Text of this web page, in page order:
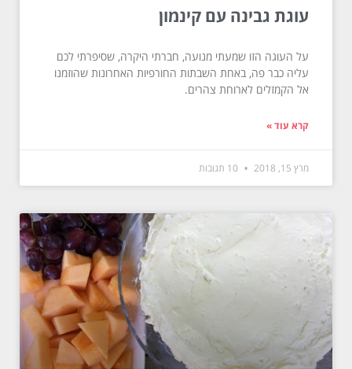
עוגת גבינה עם קינמון
על העוגה הזו שמעתי מנועה, חברתי היקרה, שסיפרתי לכם
עליה כבר פה, באחת השבתות החורפיות האחרונות שהוזמנו
אל הקמזלים לארוחת צהרים.
קרא עוד »
מרץ 15, 2018